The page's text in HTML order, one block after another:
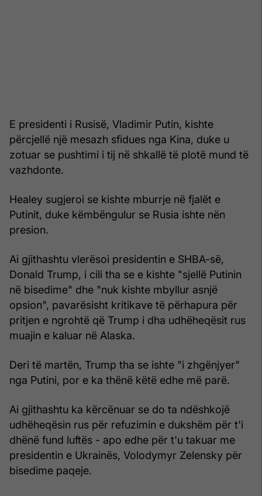
E presidenti i Rusisë, Vladimir Putin, kishte
përcjellë një mesazh sfidues nga Kina, duke u
zotuar se pushtimi i tij në shkallë të plotë mund të
vazhdonte.
Healey sugjeroi se kishte mburrje në fjalët e
Putinit, duke këmbëngulur se Rusia ishte nën
presion.
Ai gjithashtu vlerësoi presidentin e SHBA-së,
Donald Trump, i cili tha se e kishte "sjellë Putinin
në bisedime" dhe "nuk kishte mbyllur asnjë
opsion", pavarësisht kritikave të përhapura për
pritjen e ngrohtë që Trump i dha udhëheqësit rus
muajin e kaluar në Alaska.
Deri të martën, Trump tha se ishte "i zhgënjyer"
nga Putini, por e ka thënë këtë edhe më parë.
Ai gjithashtu ka kërcënuar se do ta ndëshkojë
udhëheqësin rus për refuzimin e dukshëm për t'i
dhënë fund luftës - apo edhe për t'u takuar me
presidentin e Ukrainës, Volodymyr Zelensky për
bisedime paqeje.